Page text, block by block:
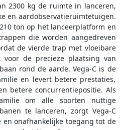
2300 kg de ruimte in lanceren,
en aardobservatieruimtetuigen.
ton op het lanceerplatform en
die worden aangedreven
de vierde trap met vloeibare
voor de precieze plaatsing van
rond de aarde. Vega-C is de
en levert betere prestaties,
betere concurrentiepositie. Als
om alle soorten nuttige
te lanceren, zorgt Vega-C
onafhankelijke toegang tot de